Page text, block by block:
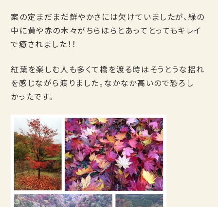
案の定まだまだ鮮やかさには欠けていましたが、緑の
中に黄や赤の木々がちらほらとあってとってもキレイ
で癒されました！！
紅葉を楽しむ人も多くて橋を渡る時はそうとうな揺れ
を感じながら渡りました。なかなか高いので恐ろし
かったです。